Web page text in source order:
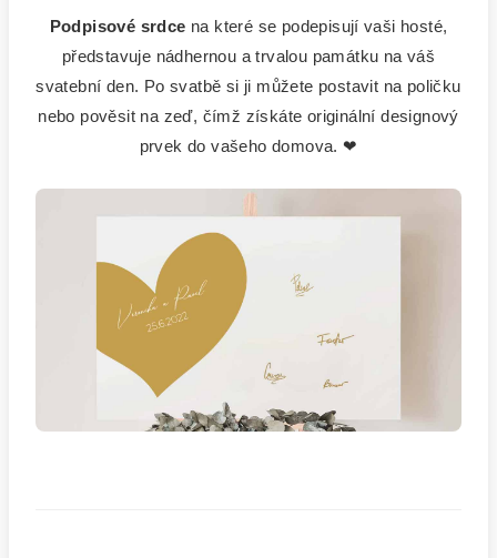
Podpisové srdce na které se podepisují vaši hosté,
představuje nádhernou a trvalou památku na váš
svatební den. Po svatbě si ji můžete postavit na poličku
nebo pověsit na zeď, čímž získáte originální designový
prvek do vašeho domova. ❤